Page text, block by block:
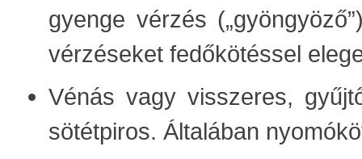
gyenge vérzés
vérzéseket fedőkötéssel
Vénás vagy visszeres,
sötétpiros. Általában